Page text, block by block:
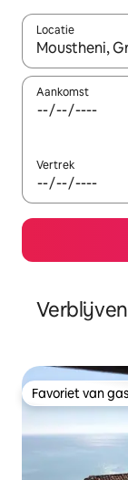
Locatie
Wanneer er
Aankomst
Vertrek
Favoriet van
Favoriet van